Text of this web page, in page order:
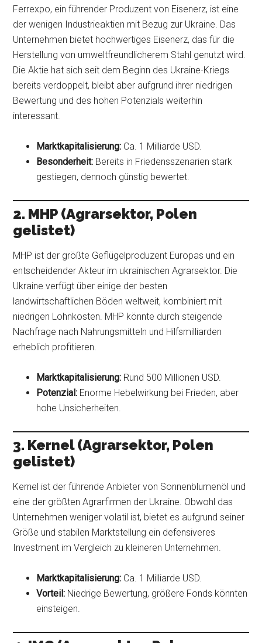
Ferrexpo, ein führender Produzent von Eisenerz, ist eine
der wenigen Industrieaktien mit Bezug zur Ukraine. Das
Unternehmen bietet hochwertiges Eisenerz, das für die
Herstellung von umweltfreundlicherem Stahl genutzt wird.
Die Aktie hat sich seit dem Beginn des Ukraine-Kriegs
bereits verdoppelt, bleibt aber aufgrund ihrer niedrigen
Bewertung und des hohen Potenzials weiterhin
interessant.
Marktkapitalisierung: Ca. 1 Milliarde USD.
Besonderheit: Bereits in Friedensszenarien stark
gestiegen, dennoch günstig bewertet.
2. MHP (Agrarsektor, Polen
gelistet)
MHP ist der größte Geflügelproduzent Europas und ein
entscheidender Akteur im ukrainischen Agrarsektor. Die
Ukraine verfügt über einige der besten
landwirtschaftlichen Böden weltweit, kombiniert mit
niedrigen Lohnkosten. MHP könnte durch steigende
Nachfrage nach Nahrungsmitteln und Hilfsmilliarden
erheblich profitieren.
Marktkapitalisierung: Rund 500 Millionen USD.
Potenzial: Enorme Hebelwirkung bei Frieden, aber
hohe Unsicherheiten.
3. Kernel (Agrarsektor, Polen
gelistet)
Kernel ist der führende Anbieter von Sonnenblumenöl und
eine der größten Agrarfirmen der Ukraine. Obwohl das
Unternehmen weniger volatil ist, bietet es aufgrund seiner
Größe und stabilen Marktstellung ein defensiveres
Investment im Vergleich zu kleineren Unternehmen.
Marktkapitalisierung: Ca. 1 Milliarde USD.
Vorteil: Niedrige Bewertung, größere Fonds könnten
einsteigen.